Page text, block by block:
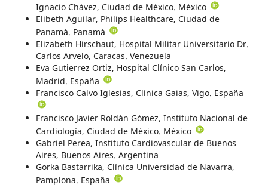
Ignacio Chávez, Ciudad de México. México
Elibeth Aguilar, Philips Healthcare, Ciudad de
Panamá. Panamá
Elizabeth Hirschaut, Hospital Militar Universitario Dr.
Carlos Arvelo, Caracas. Venezuela
Eva Gutierrez Ortiz, Hospital Clínico San Carlos,
Madrid. España
Francisco Calvo Iglesias, Clínica Gaias, Vigo. España
Francisco Javier Roldán Gómez, Instituto Nacional de
Cardiología, Ciudad de México. México
Gabriel Perea, Instituto Cardiovascular de Buenos
Aires, Buenos Aires. Argentina
Gorka Bastarrika, Clínica Universidad de Navarra,
Pamplona. España